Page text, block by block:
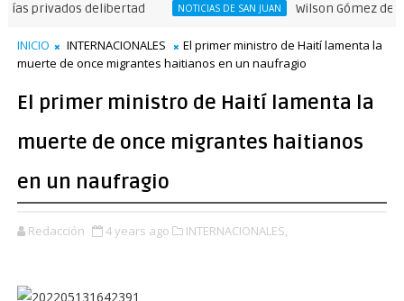
delibertad NOTICIAS DE SAN JUAN Wilson Gómez destaca
INICIO INTERNACIONALES
El primer ministro de Haití lamenta la
muerte de once migrantes haitianos en un naufragio
El primer ministro de Haití lamenta la
muerte de once migrantes haitianos
en un naufragio
Redacción 4 years ago INTERNACIONALES,